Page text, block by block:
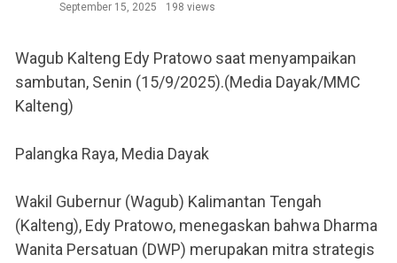
September 15, 2025
198 views
Wagub Kalteng Edy Pratowo saat menyampaikan
sambutan, Senin (15/9/2025).(Media Dayak/MMC
Kalteng)
Palangka Raya, Media Dayak
Wakil Gubernur (Wagub) Kalimantan Tengah
(Kalteng), Edy Pratowo, menegaskan bahwa Dharma
Wanita Persatuan (DWP) merupakan mitra strategis